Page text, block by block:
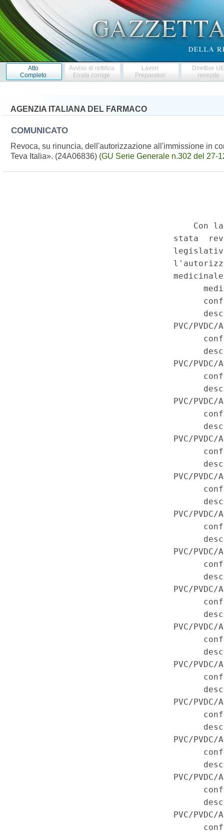
Atto
Completo
Avviso di rettifica
Errata corrige
Lavori
Preparatori
Direttive
recepite
AGENZIA ITALIANA DEL FARMACO
COMUNICATO
Revoca, su rinuncia, dell'autorizzazione all'immissione in
Teva Italia». (24A06836) (GU Serie Generale n.302 del 27-